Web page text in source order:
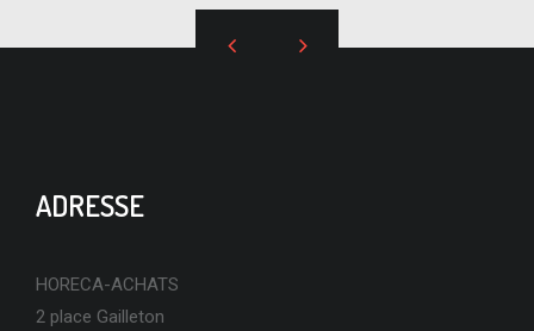
PORTRAIT CHRISTOPHE JAMBON – RESTAURATEUR
PARTENAIRE DEPUIS 2016
ADRESSE
HORECA-ACHATS
2 place Gailleton